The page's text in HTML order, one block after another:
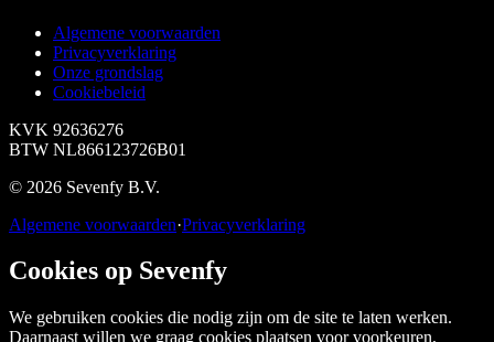
Algemene voorwaarden
Privacyverklaring
Onze grondslag
Cookiebeleid
KVK 92636276
BTW NL866123726B01
© 2026 Sevenfy B.V.
Algemene voorwaarden·Privacyverklaring
Cookies op Sevenfy
We gebruiken cookies die nodig zijn om de site te laten werken.
Daarnaast willen we graag cookies plaatsen voor voorkeuren,